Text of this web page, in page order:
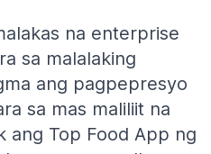
na enterprise
sa malalaking
ang pagpepresyo
sa mas maliliit na
ang Top Food App ng